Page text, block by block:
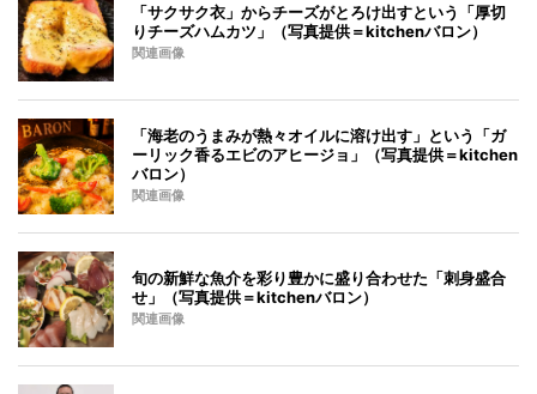
「サクサク衣」からチーズがとろけ出すという「厚切
りチーズハムカツ」（写真提供＝kitchenバロン）
関連画像
「海老のうまみが熱々オイルに溶け出す」という「ガ
ーリック香るエビのアヒージョ」（写真提供＝kitchen
バロン）
関連画像
旬の新鮮な魚介を彩り豊かに盛り合わせた「刺身盛合
せ」（写真提供＝kitchenバロン）
関連画像